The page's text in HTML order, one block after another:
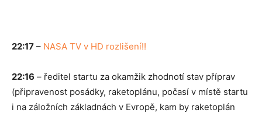
22:17 – NASA TV v HD rozlišení!!
22:16 – ředitel startu za okamžik zhodnotí stav příprav
(připravenost posádky, raketoplánu, počasí v místě startu
i na záložních základnách v Evropě, kam by raketoplán